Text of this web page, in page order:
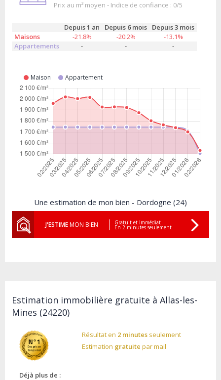
Prix au m² moyen - Indice de confiance : 0/5
Depuis 1 an Depuis 6 mois
Depuis 3 mois
Maisons
-21.8% -20.2%
-13.1%
Appartements
- - -
Maison Appartement
Une estimation de mon bien - Dordogne (24)
J'ESTIMEMON BIEN Gratuit et Immédiat
En 2 minutes seulement
Estimation immobilière gratuite à Allas-les-
Mines (24220)
Résultat en 2 minutesseulement
Estimation gratuite par mail
Déjà plus de :